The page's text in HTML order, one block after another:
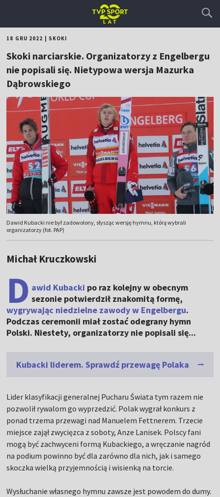
18 GRU 2022 SKOKI
Skoki narciarskie. Organizatorzy z Engelbergu
nie popisali się. Nietypowa wersja Mazurka
Dąbrowskiego
Dawid Kubacki nie był zadowolony, słysząc wersję hymnu, którą wybrali
organizatorzy (fot. PAP)
Michał Kruczkowski
D awid Kubacki po raz kolejny w obecnym
sezonie potwierdził znakomitą formę,
wygrywając niedzielne zawody w Engelbergu.
Podczas ceremonii miał zostać odegrany hymn
Polski. Niestety, organizatorzy nie popisali się...
Kubacki liderem. Sprawdź przewagę Polaka
Lider klasyfikacji generalnej Pucharu Świata tym razem nie
pozwolił rywalom go wyprzedzić. Polak wygrał konkurs z
ponad trzema przewagi nad Manuelem Fettnerem. Trzecie
miejsce zajął zwycięzca z soboty, Anze Lanisek. Polscy fani
mogą być zachwyceni formą Kubackiego, a wręczanie nagród
na podium powinno być dla zarówno dla nich, jak i samego
skoczka wielką przyjemnością i wisienką na torcie.
Wysłuchanie własnego hymnu zawsze jest powodem do dumy.